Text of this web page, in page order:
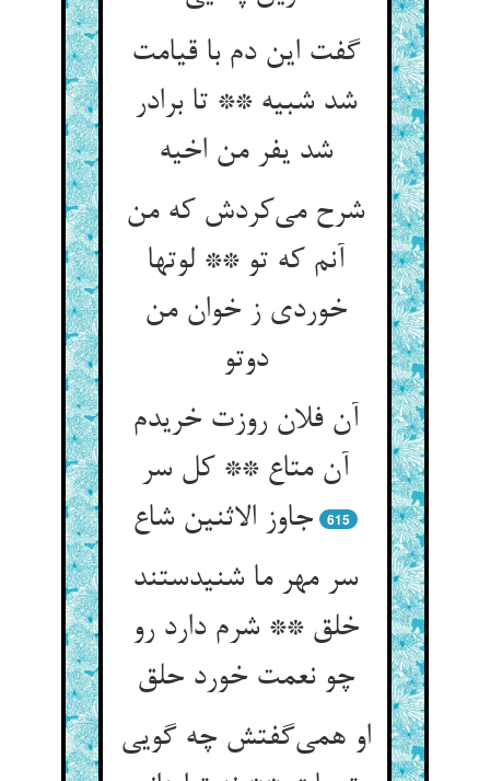
گفت این دم با قیامت
شد شبیه ** تا برادر
شد یفر من اخیه
شرح می‌کردش که من
آنم که تو ** لوتها
خوردی ز خوان من
دوتو
آن فلان روزت خریدم
آن متاع ** کل سر
جاوز الاثنین شاع
615
سر مهر ما شنیدستند
خلق ** شرم دارد رو
چو نعمت خورد حلق
او همی‌گفتش چه گویی